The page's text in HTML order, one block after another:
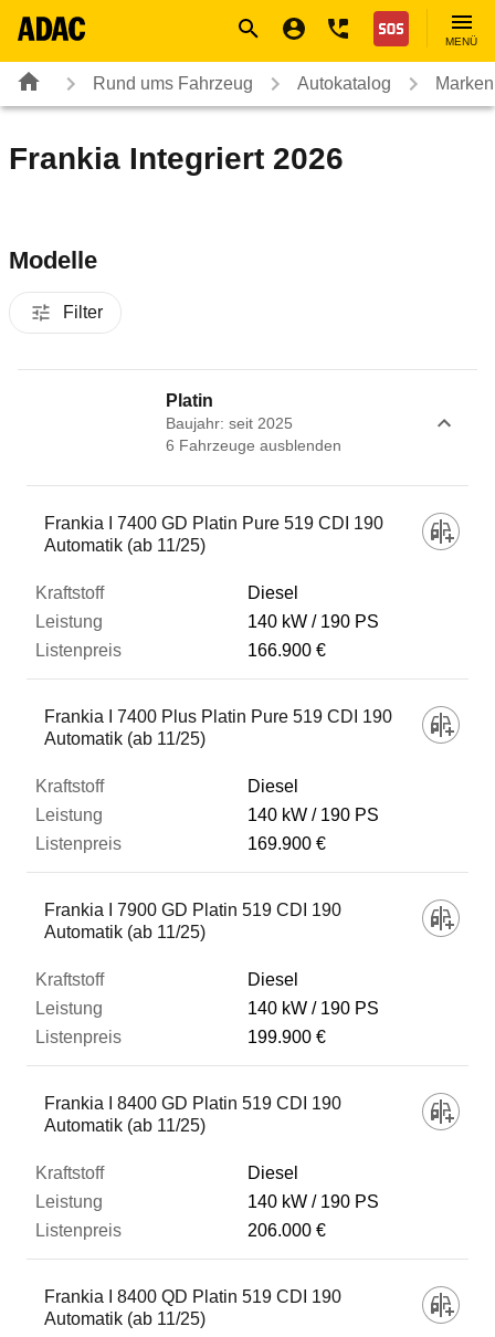
Nothilfe
MENÜ
Rund ums Fahrzeug Autokatalog
Frankia Integriert 2026
Modelle
Filter
Platin
Baujahr: seit 2025
6 Fahrzeuge ausblenden
Fahrzeug
Kraftstoff
Leistung
Listenpreis
Frankia I 7400 GD Platin Pure 519 CDI 190
Automatik (ab 11/25)
Diesel
140 kW
190 PS
166.900 €
Frankia I 7400 Plus Platin Pure 519 CDI 190
Automatik (ab 11/25)
Diesel
140 kW
190 PS
169.900 €
Frankia I 7900 GD Platin 519 CDI 190
Automatik (ab 11/25)
Diesel
140 kW
190 PS
199.900 €
Frankia I 8400 GD Platin 519 CDI 190
Automatik (ab 11/25)
Diesel
140 kW
190 PS
206.000 €
Frankia I 8400 QD Platin 519 CDI 190
Automatik (ab 11/25)